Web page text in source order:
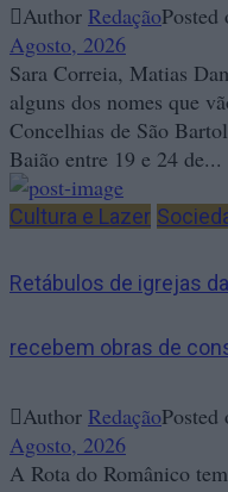
Author RedaçãoPosted
Agosto, 2026
Sara Correia, Matias
alguns dos nomes que
Concelhias de São
Baião entre 19 e 24 de...
Cultura e Lazer
Retábulos de igrejas
recebem obras de
Author RedaçãoPosted
Agosto, 2026
A Rota do Românico